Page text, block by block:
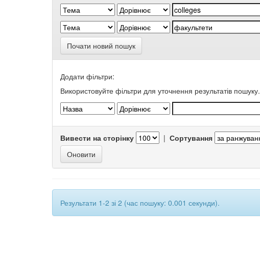
Почати новий пошук
Додати фільтри:
Використовуйте фільтри для уточнення результатів пошуку.
Вивести на сторінку | Сортування
Результати 1-2 зі 2 (час пошуку: 0.001 секунди).